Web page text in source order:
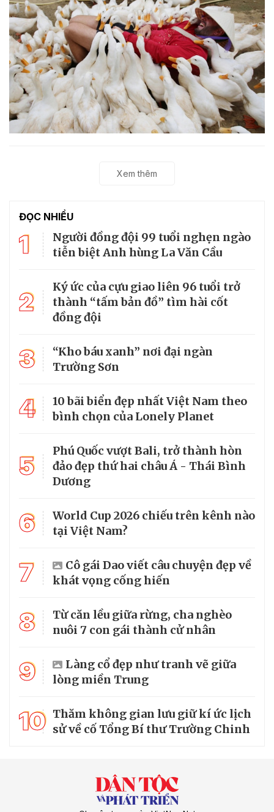
Xem thêm
ĐỌC NHIỀU
1
Người đồng đội 99 tuổi nghẹn ngào
tiễn biệt Anh hùng La Văn Cầu
2
Ký ức của cựu giao liên 96 tuổi trở
thành “tấm bản đồ” tìm hài cốt
đồng đội
3
“Kho báu xanh” nơi đại ngàn
Trường Sơn
4
10 bãi biển đẹp nhất Việt Nam theo
bình chọn của Lonely Planet
5
Phú Quốc vượt Bali, trở thành hòn
đảo đẹp thứ hai châu Á - Thái Bình
Dương
6
World Cup 2026 chiếu trên kênh nào
tại Việt Nam?
7
Cô gái Dao viết câu chuyện đẹp về
khát vọng cống hiến
8
Từ căn lều giữa rừng, cha nghèo
nuôi 7 con gái thành cử nhân
9
Làng cổ đẹp như tranh vẽ giữa
lòng miền Trung
10 Thăm không gian lưu giữ kí ức lịch
sử về cố Tổng Bí thư Trường Chinh